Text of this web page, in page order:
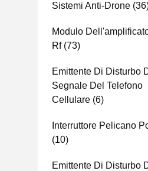
Sistemi Anti-Drone
Modulo
Rf(73)
Emittente Di Disturbo
Segnale Del Telefono
Cellulare (6)
Interruttore Pelicano
(10)
Emittente Di Disturbo